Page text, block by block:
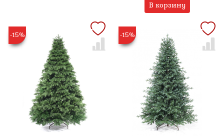
В корзину
-15% -15%